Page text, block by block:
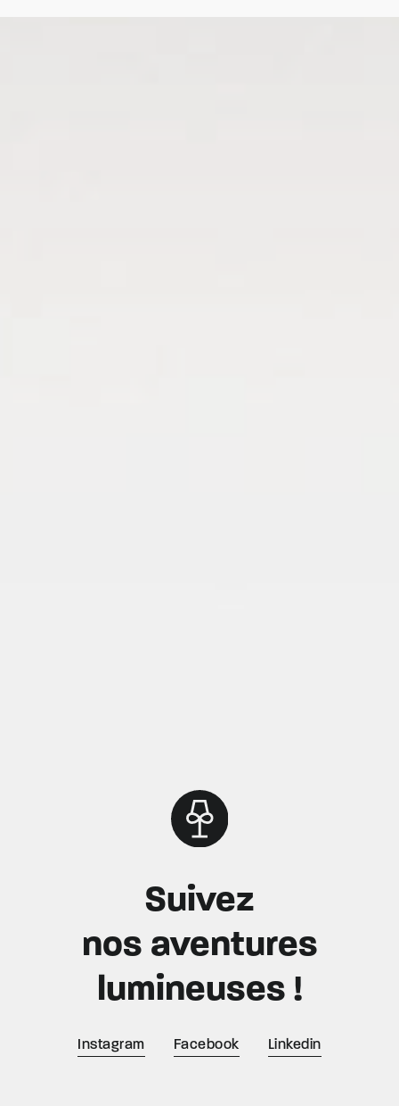
Suivez
nos aventures
lumineuses !
Instagram Facebook Linkedin